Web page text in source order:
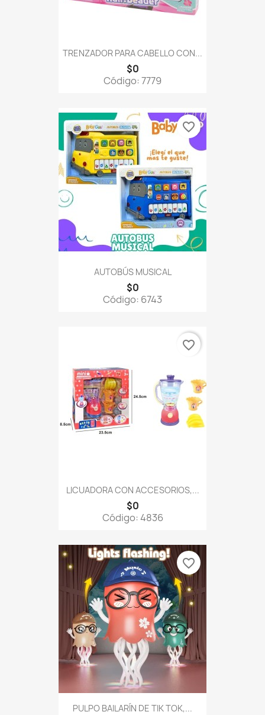
TRENZADOR PARA CABELLO CON...
$0
Código: 7779
AUTOBÚS MUSICAL
$0
Código: 6743
favorite_border
LICUADORA CON ACCESORIOS,...
$0
Código: 4836
favorite_border
PULPO BAILARÍN DE TIK TOK,...
favorite_border